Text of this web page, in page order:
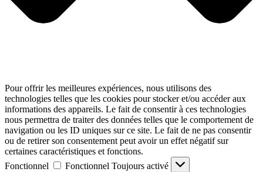
Pour offrir les meilleures expériences, nous utilisons des
technologies telles que les cookies pour stocker et/ou accéder aux
informations des appareils. Le fait de consentir à ces technologies
nous permettra de traiter des données telles que le comportement de
navigation ou les ID uniques sur ce site. Le fait de ne pas consentir
ou de retirer son consentement peut avoir un effet négatif sur
certaines caractéristiques et fonctions.
Fonctionnel
Fonctionnel Toujours activé